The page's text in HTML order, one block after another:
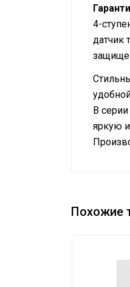
4-
датчик
В
яркую
Вес
Похожие